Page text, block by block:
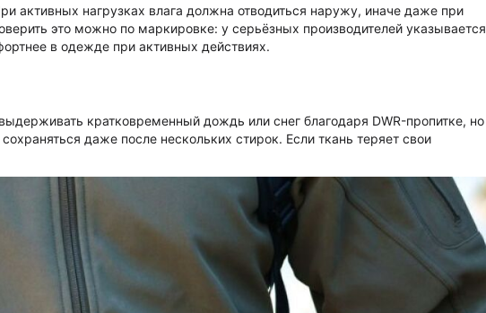
активных нагрузках влага должна отводиться наружу, иначе даже при
это можно по маркировке: у серьёзных производителей указывается
в одежде при активных действиях.
кратковременный дождь или снег благодаря DWR-пропитке, но
даже после нескольких стирок. Если ткань теряет свои